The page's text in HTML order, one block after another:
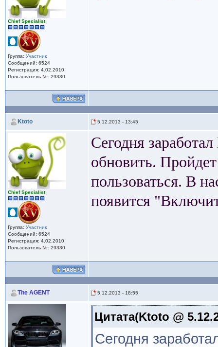
Сhief Specialist
Группа: Участник
Сообщений: 6524
Регистрация: 4.02.2010
Пользователь №: 29330
Ktoto 5.12.2013 - 13:45
Сhief Specialist
Группа: Участник
Сообщений: 6524
Регистрация: 4.02.2010
Пользователь №: 29330
Сегодня
обновить.
пользоваться. В
появится
The AGENT 5.12.2013 - 18:55
Цитата(Ktoto @
Сегодня